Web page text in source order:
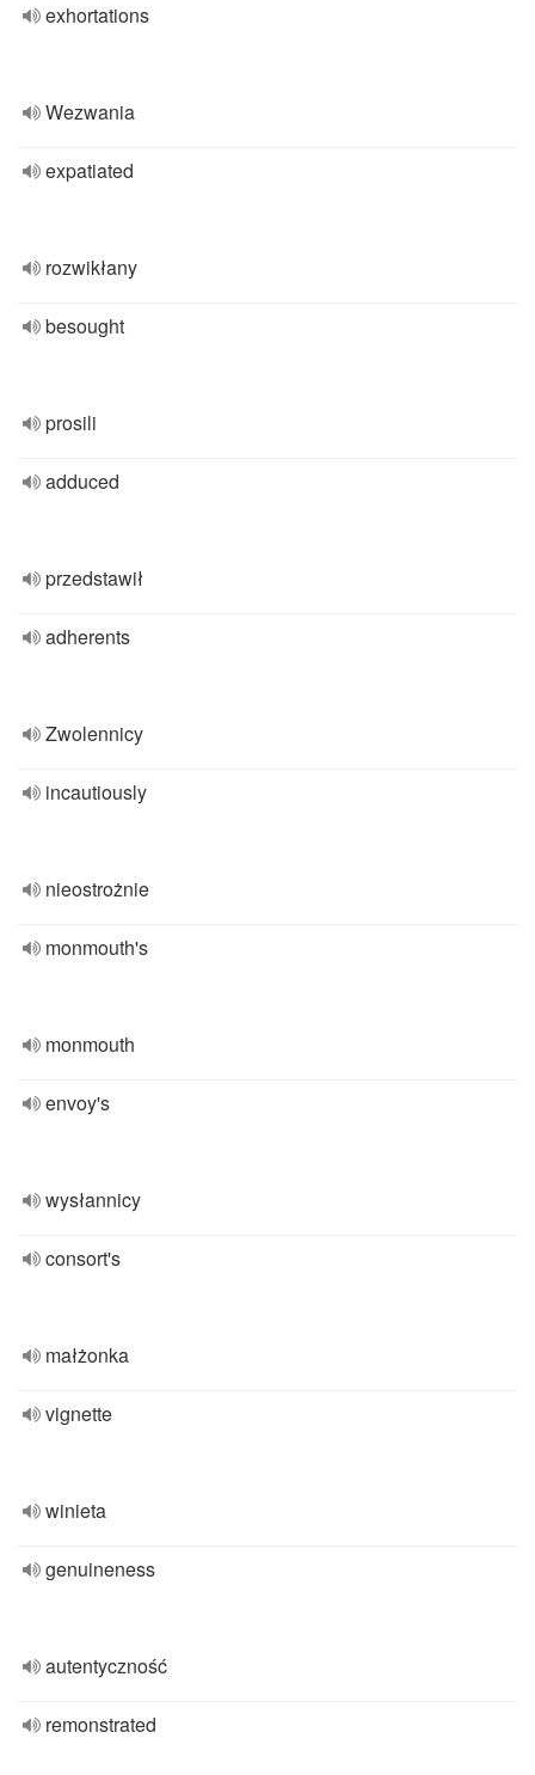
exhortations
Wezwania
expatiated
rozwikłany
besought
prosili
adduced
przedstawił
adherents
Zwolennicy
incautiously
nieostrożnie
monmouth's
monmouth
envoy's
wysłannicy
consort's
małżonka
vignette
winieta
genuineness
autentyczność
remonstrated